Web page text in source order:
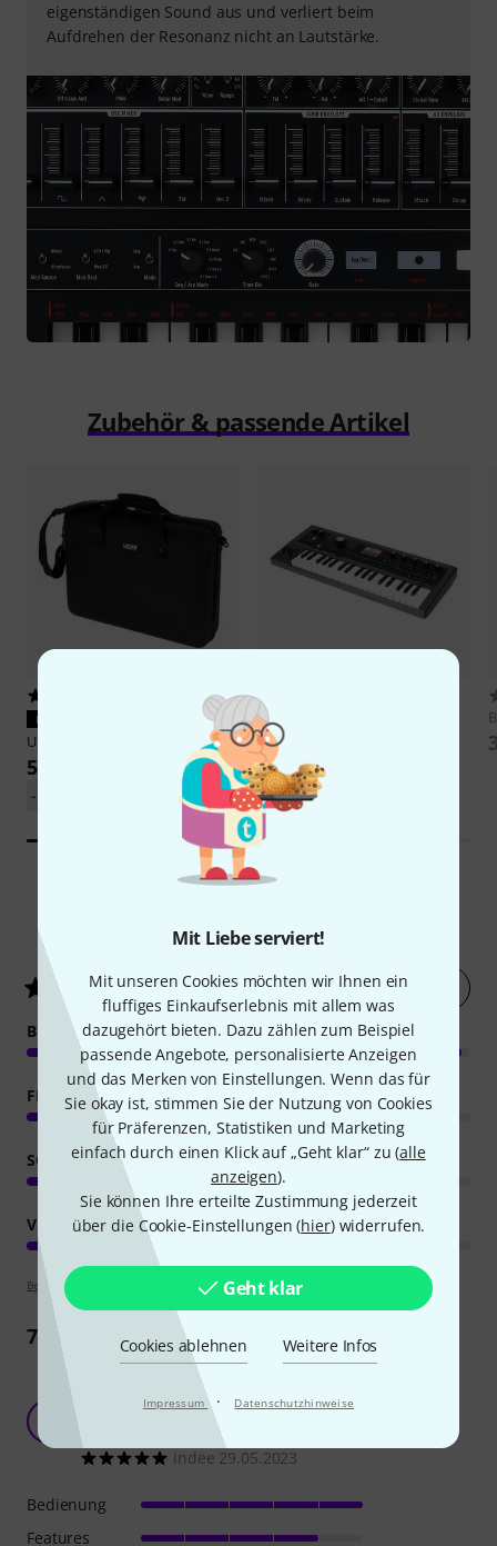
Mit Liebe serviert!
Mit unseren Cookies möchten wir Ihnen ein
fluffiges Einkaufserlebnis mit allem was
dazugehört bieten. Dazu zählen zum Beispiel
passende Angebote, personalisierte Anzeigen
und das Merken von Einstellungen. Wenn das für
Sie okay ist, stimmen Sie der Nutzung von Cookies
für Präferenzen, Statistiken und Marketing
einfach durch einen Klick auf „Geht klar“ zu (alle
anzeigen).
Sie können Ihre erteilte Zustimmung jederzeit
über die Cookie-Einstellungen (hier) widerrufen.
Geht klar
Cookies ablehnen Weitere Infos
Impressum · Datenschutzhinweise
eigenständigen Sound aus und verliert beim
Aufdrehen der Resonanz nicht an Lautstärke.
Zubehör & passende Artikel
PASST GARANTIERT
UDG Creator Akai Force Black
54 €
-23%
Korg
492 €
UVP: 599 €
-18%
Kundenbewertungen
4.7/ 5 Jetzt bewerten
BEDIENUNG
FEATURES
SOUND
VERARBEITUNG
Bewertungsrichtlinien
7Rezensionen
Exzellent klingender 2-VCO-Synthesizer,
grandiose Performance. Für ein paar Hundert
indee 29.05.2023
Bedienung
Features